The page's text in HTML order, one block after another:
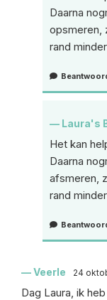
Daarna
opsmeren,
rand
Laura's
Het kan
Daarna
afsmeren,
rand
Veerle 24
Dag Laura, ik